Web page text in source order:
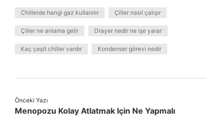
Chillerde hangi gaz kullanılır Çiller nasıl çalışır
Çiller ne anlama gelir Drayer nedir ne işe yarar
Kaç çeşit chiller vardır Kondenser görevi nedir
Önceki Yazı
Menopozu Kolay Atlatmak Için Ne Yapmalı